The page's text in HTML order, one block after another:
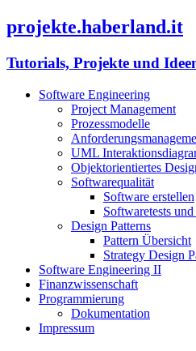
projekte.haberland.it
Tutorials, Projekte und
Software Engineering
Project Management
Prozessmodelle
UML
Objektorientiertes
Softwarequalität
Software erstellen
Softwaretests
Design Patterns
Pattern Übersicht
Strategy Design
Software Engineering II
Finanzwissenschaft
Programmierung
Dokumentation
Impressum